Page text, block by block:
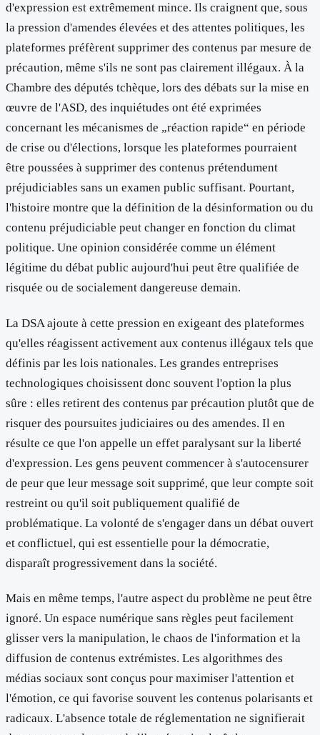
d'expression est extrêmement mince. Ils craignent que, sous
la pression d'amendes élevées et des attentes politiques, les
plateformes préfèrent supprimer des contenus par mesure de
précaution, même s'ils ne sont pas clairement illégaux. À la
Chambre des députés tchèque, lors des débats sur la mise en
œuvre de l'ASD, des inquiétudes ont été exprimées
concernant les mécanismes de „réaction rapide“ en période
de crise ou d'élections, lorsque les plateformes pourraient
être poussées à supprimer des contenus prétendument
préjudiciables sans un examen public suffisant. Pourtant,
l'histoire montre que la définition de la désinformation ou du
contenu préjudiciable peut changer en fonction du climat
politique. Une opinion considérée comme un élément
légitime du débat public aujourd'hui peut être qualifiée de
risquée ou de socialement dangereuse demain.
La DSA ajoute à cette pression en exigeant des plateformes
qu'elles réagissent activement aux contenus illégaux tels que
définis par les lois nationales. Les grandes entreprises
technologiques choisissent donc souvent l'option la plus
sûre : elles retirent des contenus par précaution plutôt que de
risquer des poursuites judiciaires ou des amendes. Il en
résulte ce que l'on appelle un effet paralysant sur la liberté
d'expression. Les gens peuvent commencer à s'autocensurer
de peur que leur message soit supprimé, que leur compte soit
restreint ou qu'il soit publiquement qualifié de
problématique. La volonté de s'engager dans un débat ouvert
et conflictuel, qui est essentielle pour la démocratie,
disparaît progressivement dans la société.
Mais en même temps, l'autre aspect du problème ne peut être
ignoré. Un espace numérique sans règles peut facilement
glisser vers la manipulation, le chaos de l'information et la
diffusion de contenus extrémistes. Les algorithmes des
médias sociaux sont conçus pour maximiser l'attention et
l'émotion, ce qui favorise souvent les contenus polarisants et
radicaux. L'absence totale de réglementation ne signifierait